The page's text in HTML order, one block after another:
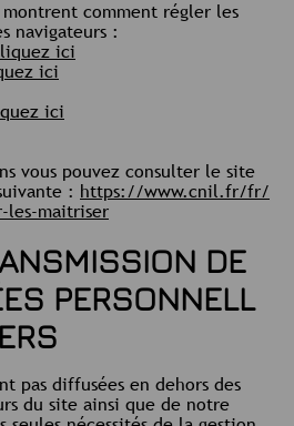
montrent comment régler les
navigateurs :
ici
ici
ici
vous pouvez consulter le site
: https://www.cnil.fr/fr/
les-maitriser
DE
PERSONNELL
pas diffusées en dehors des
du site ainsi que de notre